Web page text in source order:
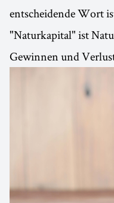
entscheidende Wort
"Naturkapital" ist
Gewinnen und